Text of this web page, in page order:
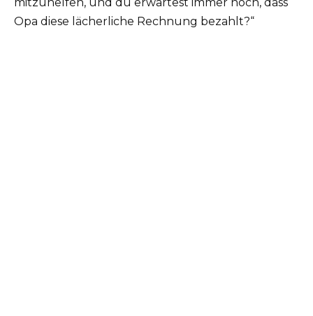
Opa diese lächerliche Rechnung bezahlt?“